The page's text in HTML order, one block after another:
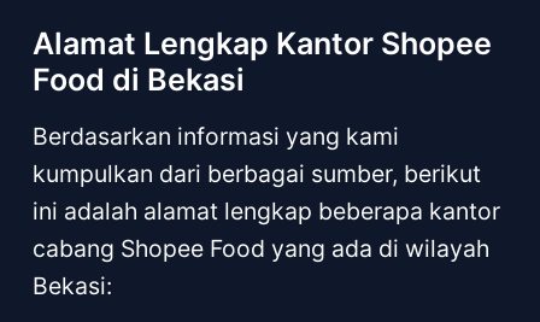
Alamat Lengkap Kantor Shopee
Food di Bekasi
Berdasarkan informasi yang kami
kumpulkan dari berbagai sumber, berikut
ini adalah alamat lengkap beberapa kantor
cabang Shopee Food yang ada di wilayah
Bekasi: